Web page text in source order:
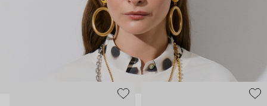
расплавленными сердцами.